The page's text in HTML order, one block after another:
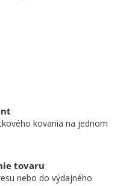
kovania na jednom
tovaru
nebo do výdajného